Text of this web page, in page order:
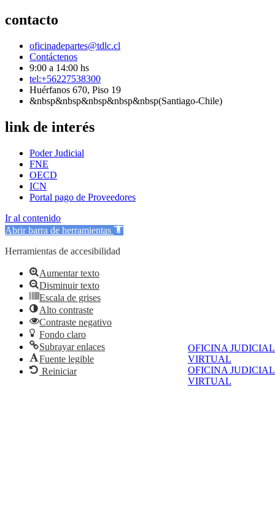
OFICINA JUDICIAL
VIRTUAL
OFICINA JUDICIAL
VIRTUAL
contacto
oficinadepartes@tdlc.cl
Contáctenos
9:00 a 14:00 hs
tel:+56227538300
Huérfanos 670, Piso 19
&nbsp&nbsp&nbsp&nbsp&nbsp(Santiago-Chile)
link de interés
Poder Judicial
FNE
OECD
ICN
Portal pago de Proveedores
Ir al contenido
Abrir barra de herramientas
Herramientas de accesibilidad
Aumentar texto
Disminuir texto
Escala de grises
Alto contraste
Contraste negativo
Fondo claro
Subrayar enlaces
Fuente legible
Reiniciar